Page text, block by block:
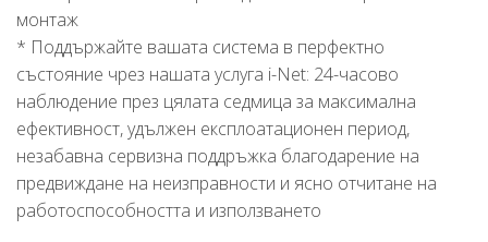
монтаж
* Поддържайте вашата система в перфектно
състояние чрез нашата услуга i-Net: 24-часово
наблюдение през цялата седмица за максимална
ефективност, удължен експлоатационен период,
незабавна сервизна поддръжка благодарение на
предвиждане на неизправности и ясно отчитане на
работоспособността и използването